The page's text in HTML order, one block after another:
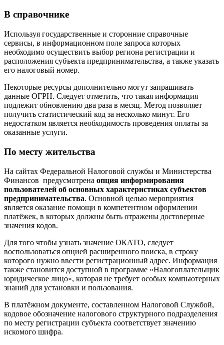
В справочнике
Используя государственные и сторонние справочные
сервисы, в информационном поле запроса которых
необходимо осуществить выбор региона регистрации и
расположения субъекта предпринимательства, а также указать
его налоговый номер.
Некоторые ресурсы дополнительно могут запрашивать
данные ОГРН. Следует отметить, что такая информация
подлежит обновлению два раза в месяц. Метод позволяет
получить статистический код за несколько минут. Его
недостатком является необходимость проведения оплаты за
оказанные услуги.
По месту жительства
На сайтах Федеральной Налоговой службы и Министерства
Финансов предусмотрена опция информирования
пользователей об основных характеристиках субъектов
предпринимательства. Основной целью мероприятия
является оказание помощи в компетентном оформлении
платёжек, в которых должны быть отражены достоверные
значения кодов.
Для того чтобы узнать значение ОКАТО, следует
воспользоваться опцией расширенного поиска, в строку
которого нужно ввести регистрационный адрес. Информация
также становится доступной в программе «Налогоплательщик
юридическое лицо», которая не требует особых компьютерных
знаний для установки и пользования.
В платёжном документе, составленном Налоговой Службой,
кодовое обозначение налогового структурного подразделения
по месту регистрации субъекта соответствует значению
искомого шифра.